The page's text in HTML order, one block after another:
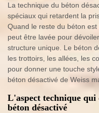
La technique du béton
spéciaux qui retardent la
Quand le reste du béton
peut être lavée pour
structure unique. Le béton
les trottoirs, les allées, les
pour donner une touche
béton désactivé de Weiss
L'aspect technique
béton désactivé